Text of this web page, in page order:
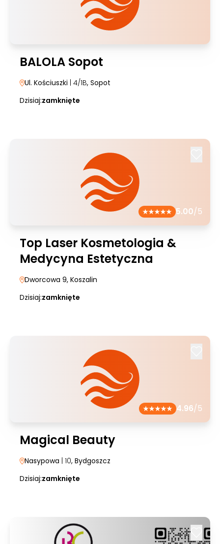
BALOLA Sopot
Ul. Kościuszki | 4/1B, Sopot
Dzisiaj:zamknięte
5.00/5
Top Laser Kosmetologia &
Medycyna Estetyczna
Dworcowa 9, Koszalin
Dzisiaj:zamknięte
4.96/5
Magical Beauty
Nasypowa | 10, Bydgoszcz
Dzisiaj:zamknięte